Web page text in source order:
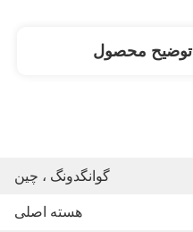
توضیح محصول
گوانگدونگ ، چین
هسته اصلی